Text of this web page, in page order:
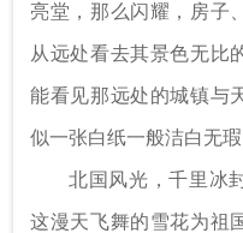
亮堂，那么闪耀，房子
从远处看去其景色无比
能看见那远处的城镇与
似一张白纸一般洁白无瑕
北国风光，千里冰
这漫天飞舞的雪花为祖